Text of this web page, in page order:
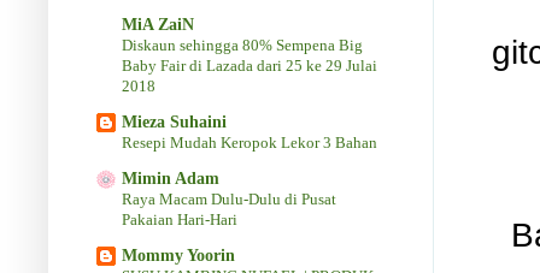
MiA ZaiN
Diskaun sehingga 80% Sempena Big
Baby Fair di Lazada dari 25 ke 29 Julai
2018
Mieza Suhaini
Resepi Mudah Keropok Lekor 3 Bahan
Mimin Adam
Raya Macam Dulu-Dulu di Pusat
Pakaian Hari-Hari
Mommy Yoorin